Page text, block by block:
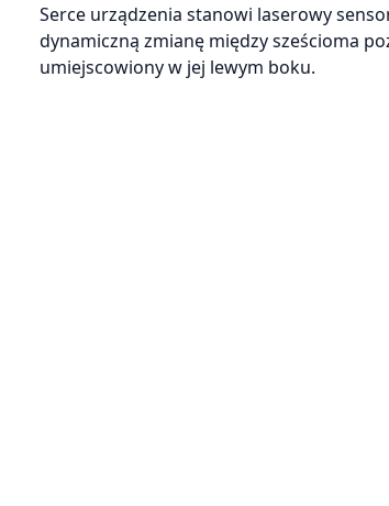
Serce urządzenia stanowi laserowy
dynamiczną zmianę między sześcioma
umiejscowiony w jej lewym boku.